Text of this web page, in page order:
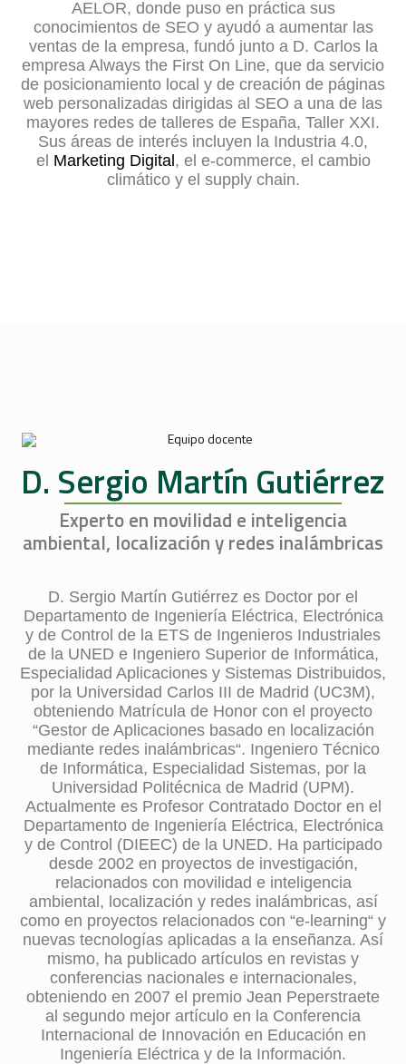
AELOR, donde puso en práctica sus
conocimientos de SEO y ayudó a aumentar las
ventas de la empresa, fundó junto a D. Carlos la
empresa Always the First On Line, que da servicio
de posicionamiento local y de creación de páginas
web personalizadas dirigidas al SEO a una de las
mayores redes de talleres de España, Taller XXI.
Sus áreas de interés incluyen la Industria 4.0,
el Marketing Digital , el e-commerce, el cambio
climático y el supply chain.
D. Sergio Martín Gutiérrez
Experto en movilidad e inteligencia
ambiental, localización y redes inalámbricas
D. Sergio Martín Gutiérrez es Doctor por el
Departamento de Ingeniería Eléctrica, Electrónica
y de Control de la ETS de Ingenieros Industriales
de la UNED e Ingeniero Superior de Informática,
Especialidad Aplicaciones y Sistemas Distribuidos,
por la Universidad Carlos III de Madrid (UC3M),
obteniendo Matrícula de Honor con el proyecto
“Gestor de Aplicaciones basado en localización
mediante redes inalámbricas“. Ingeniero Técnico
de Informática, Especialidad Sistemas, por la
Universidad Politécnica de Madrid (UPM).
Actualmente es Profesor Contratado Doctor en el
Departamento de Ingeniería Eléctrica, Electrónica
y de Control (DIEEC) de la UNED. Ha participado
desde 2002 en proyectos de investigación,
relacionados con movilidad e inteligencia
ambiental, localización y redes inalámbricas, así
como en proyectos relacionados con “e-learning“ y
nuevas tecnologías aplicadas a la enseñanza. Así
mismo, ha publicado artículos en revistas y
conferencias nacionales e internacionales,
obteniendo en 2007 el premio Jean Peperstraete
al segundo mejor artículo en la Conferencia
Internacional de Innovación en Educación en
Ingeniería Eléctrica y de la Información.